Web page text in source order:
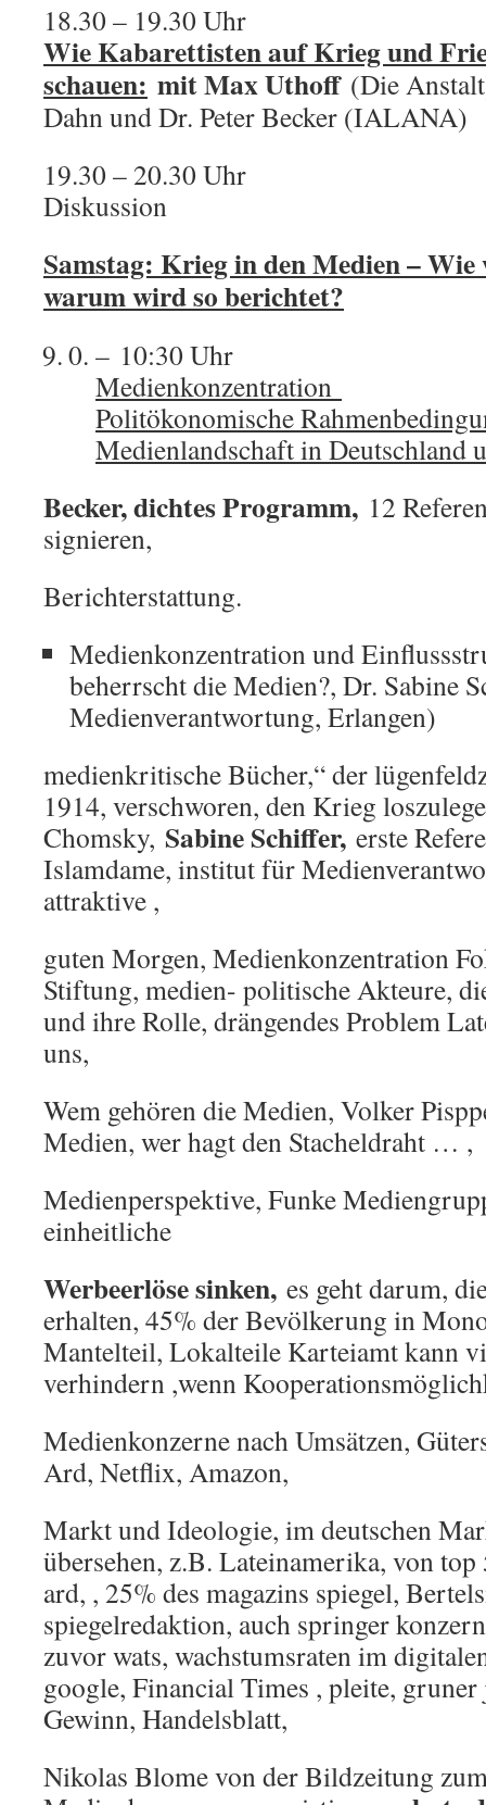
18.30 – 19.30 Uhr
Wie Kabarettisten auf Krieg und
schauen: mit Max Uthoff (Die
Dahn und Dr. Peter Becker (IALANA)
19.30 – 20.30 Uhr
Diskussion
Samstag: Krieg in den Medien –
warum wird so berichtet?
– 10:30 Uhr
Medienkonzentration
Politökonomische
Medienlandschaft in Deutschland
Becker, dichtes Programm, 12
signieren,
Berichterstattung.
Medienkonzentration und
beherrscht die Medien?, Dr. Sabine
Medienverantwortung, Erlangen)
medienkritische Bücher,“ der
1914, verschworen, den Krieg
Chomsky, Sabine Schiffer, erste
Islamdame, institut für
attraktive ,
guten Morgen, Medienkonzentration
Stiftung, medien- politische Akteure,
und ihre Rolle, drängendes Problem
uns,
Wem gehören die Medien, Volker
Medien, wer hagt den Stacheldraht … ,
Medienperspektive, Funke
einheitliche
Werbeerlöse sinken, es geht darum,
erhalten, 45% der Bevölkerung in
Mantelteil, Lokalteile Karteiamt kann
verhindern ,wenn
Medienkonzerne nach Umsätzen,
Ard, Netflix, Amazon,
Markt und Ideologie, im deutschen
übersehen, z.B. Lateinamerika, von
ard, , 25% des magazins spiegel,
spiegelredaktion, auch springer
zuvor wats, wachstumsraten im
google, Financial Times , pleite,
Gewinn, Handelsblatt,
Nikolas Blome von der Bildzeitung